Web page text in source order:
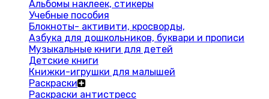
Альбомы наклеек, стикеры
Учебные пособия
Блокноты- активити, кросворды,
Азбука для дошкольников, буквари и прописи
Музыкальные книги для детей
Детские книги
Книжки-игрушки для малышей
Раскраски
Раскраски антистресс